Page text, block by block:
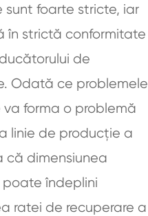
sunt foarte stricte, iar
în strictă conformitate
de
Odată ce problemele
va forma o problemă
linie de producție a
că dimensiunea
poate îndeplini
ratei de recuperare a